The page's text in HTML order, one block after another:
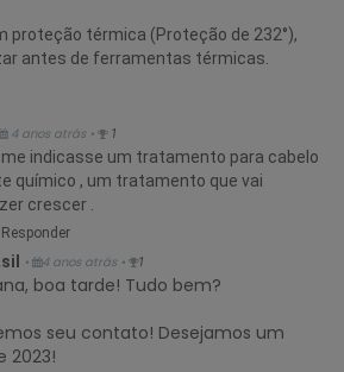
proteção térmica (Proteção de 232°),
antes de ferramentas térmicas.
4 anos atrás • 1
indicasse um tratamento para cabelo
químico , um tratamento que vai
crescer .
Responder
• 4 anos atrás • 1
boa tarde! Tudo bem?
seu contato! Desejamos um
2023!